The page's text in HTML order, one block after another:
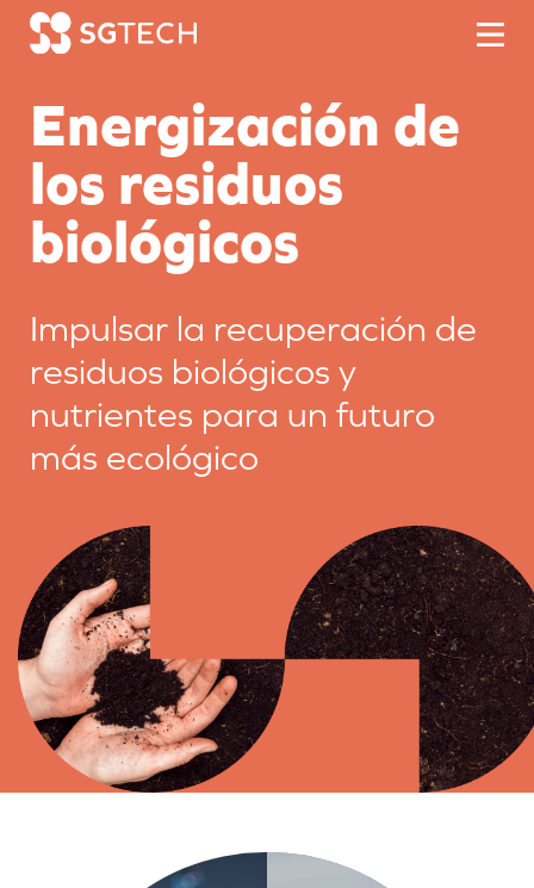
Skip to content
Energización de
los residuos
biológicos
Impulsar la recuperación de
residuos biológicos y
nutrientes para un futuro
más ecológico